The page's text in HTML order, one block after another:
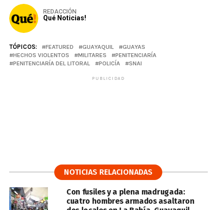
REDACCIÓN
Qué Noticias!
TÓPICOS: FEATURED GUAYAQUIL
GUAYAS
HECHOS VIOLENTOS
MILITARES
PENITENCIARÍA
PENITENCIARÍA DEL LITORAL
POLICÍA SNAI
PUBLICIDAD
NOTICIAS RELACIONADAS
Con fusiles y a plena madrugada:
cuatro hombres armados asaltaron